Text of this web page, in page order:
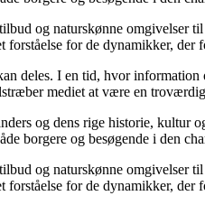
og naturskønne omgivelser
for de dynamikker, der
deles. I en tid, hvor
mediet at være en
og dens rige historie, kultur
borgere og besøgende i den
og naturskønne omgivelser
for de dynamikker, der